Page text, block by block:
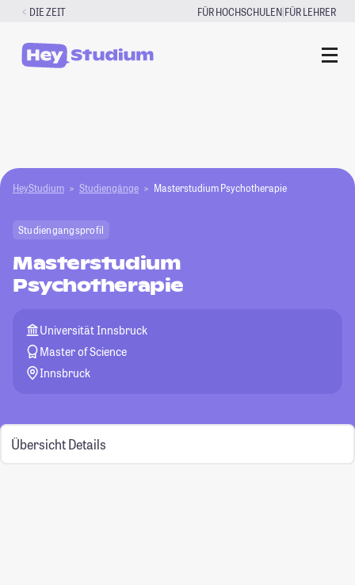
Zum
springen
DIE ZEIT FÜR HOCHSCHULEN|FÜR LEHRER
HeyStudium Studiengänge Masterstudium Psychotherapie
Studiengangsprofil
Masterstudium
Psychotherapie
Universität Innsbruck
Master of Science
Innsbruck
Übersicht Details